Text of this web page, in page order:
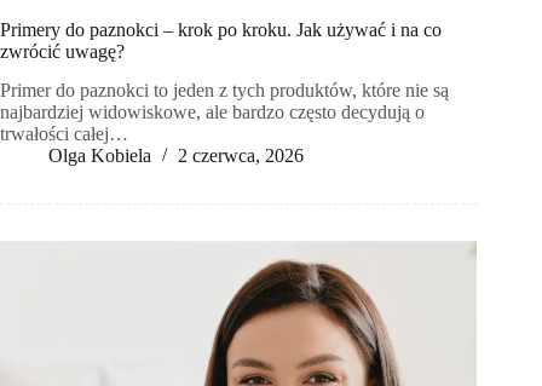
Primery do paznokci – krok po kroku. Jak używać i na co
zwrócić uwagę?
Primer do paznokci to jeden z tych produktów, które nie są
najbardziej widowiskowe, ale bardzo często decydują o
trwałości całej…
Olga Kobiela
2 czerwca, 2026